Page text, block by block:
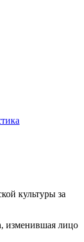
культуры за
изменившая лицо